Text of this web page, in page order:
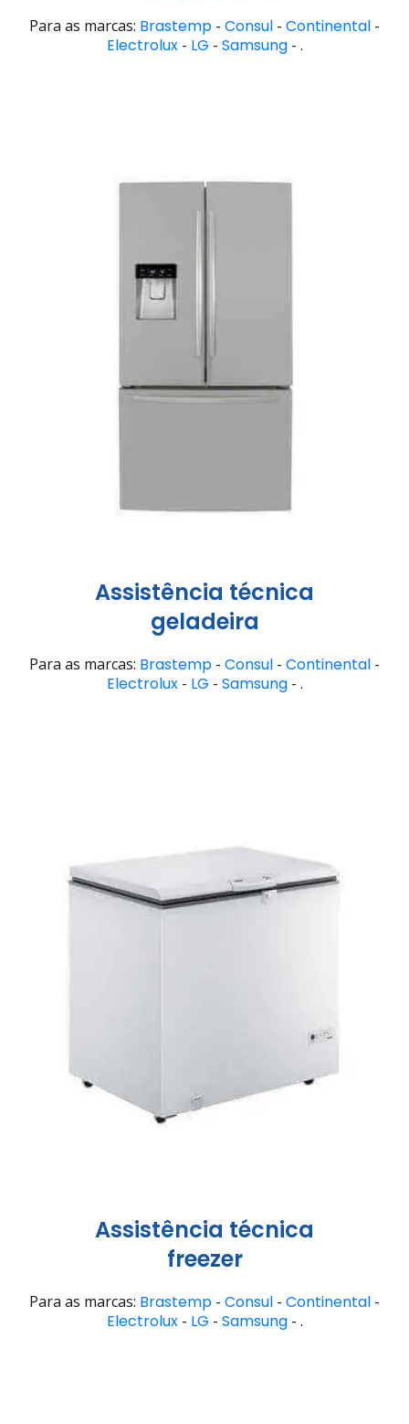
Para as marcas: Brastemp - Consul - Continental -
Electrolux- LG - Samsung- .
Assistência técnica
geladeira
Para as marcas: Brastemp - Consul - Continental -
Electrolux- LG - Samsung- .
Assistência técnica
freezer
Para as marcas: Brastemp - Consul - Continental -
Electrolux- LG - Samsung- .